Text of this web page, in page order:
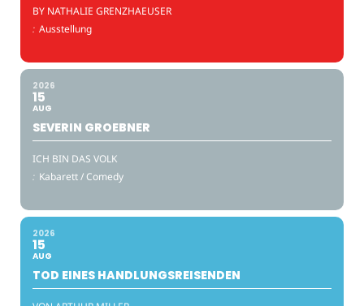
BY NATHALIE GRENZHAEUSER
: Ausstellung
2026
15
AUG
SEVERIN GROEBNER
ICH BIN DAS VOLK
: Kabarett / Comedy
2026
15
AUG
TOD EINES HANDLUNGSREISENDEN